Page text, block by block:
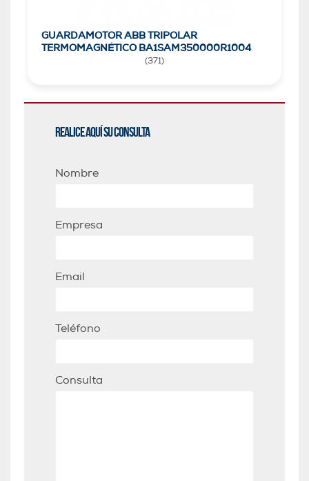
GUARDAMOTOR ABB TRIPOLAR
TERMOMAGNÉTICO BA1SAM350000R1004
(371)
Realice aquí su consulta
Nombre
Empresa
Email
Teléfono
Consulta